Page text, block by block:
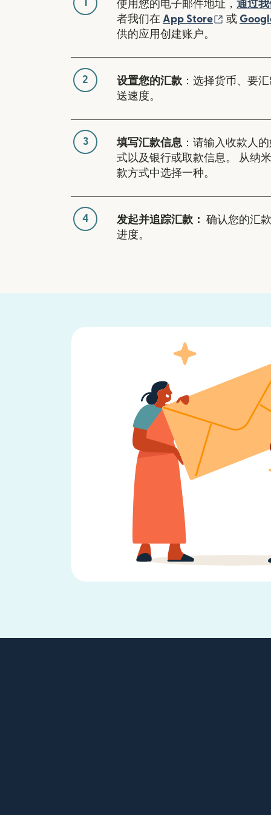
使用您的电子邮件地址， 通过
者我们在 App Store （在新窗
或
供的应用创建账户。
2 设置您的汇款 ：选择货币、要
送速度。
3 填写汇款信息 ：请输入收款人
式以及银行或取款信息。 从纳
款方式中选择一种。
4 发起并追踪汇款：
确认您的汇
进度。